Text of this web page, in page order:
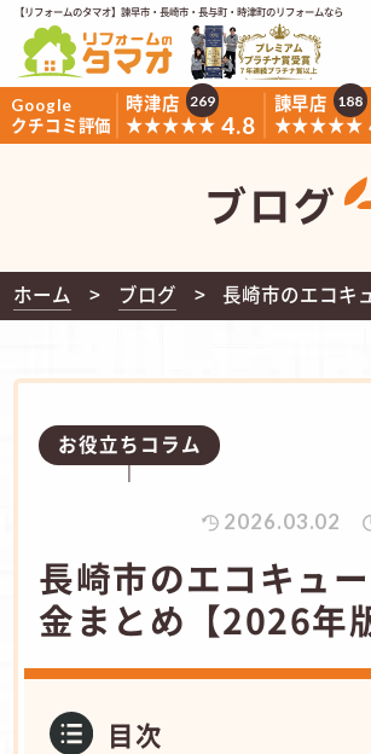
【リフォームのタマオ】諫早市・長崎市・長与町・時津町のリフォームなら
Google
クチコミ評価
時津店
★★★★★ 4.8
269
諫早店
★★★★★
188
ブログ
ホーム ブログ 長崎市のエコキ
お役立ちコラム
2026.03.02
長崎市のエコキュ
金まとめ【2026年
目次